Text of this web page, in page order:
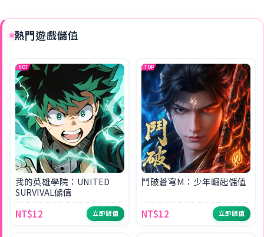
熱門遊戲儲值
HOT
我的英雄學院：UNITED
SURVIVAL儲值
NT$12
立即儲值
TOP
鬥破蒼穹M：少年崛起儲值
NT$12 立即儲值